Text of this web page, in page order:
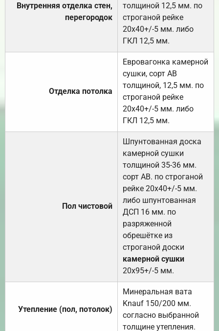
Внутренняя отделка стен,
перегородок
толщиной 12,5 мм. по
строганой рейке
20х40+/-5 мм. либо
ГКЛ 12,5 мм.
Отделка потолка
Евровагонка камерной
сушки, сорт АВ
толщиной, 12,5 мм. по
строганой рейке
20х40+/-5 мм. либо
ГКЛ 12,5 мм.
Пол чистовой
Шпунтованная доска
камерной сушки
толщиной 35-36 мм.
сорт АВ. по строганой
рейке 20х40+/-5 мм.
либо шпунтованная
ДСП 16 мм. по
разряженной
обрешётке из
строганой доски
камерной сушки
20х95+/-5 мм.
Утепление (пол, потолок)
Минеральная вата
Knauf 150/200 мм.
согласно выбранной
толщине утепления.